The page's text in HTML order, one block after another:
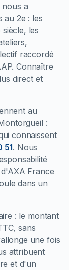
a
au 2e : les
les
raccordé
Connaître
direct et
au
:
connaissent
51. Nous
France
dans un
: le montant
sans
une fois
attribuent
et d'un